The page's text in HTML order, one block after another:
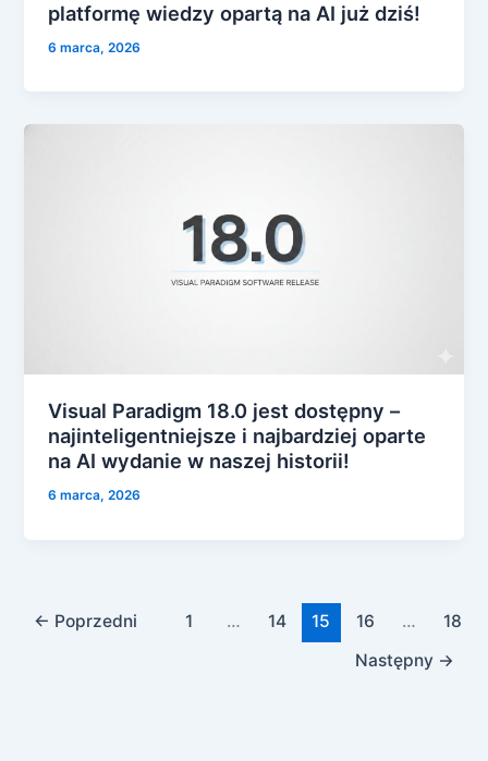
platformę wiedzy opartą na AI już dziś!
6 marca, 2026
Visual Paradigm 18.0 jest dostępny –
najinteligentniejsze i najbardziej oparte
na AI wydanie w naszej historii!
6 marca, 2026
← Poprzedni 1 … 14 15 16 …
18
Następny →